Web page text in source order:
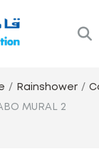
Rainshower
MURAL 2